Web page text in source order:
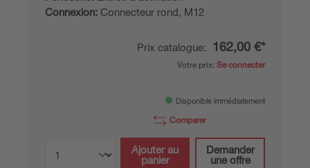
Connexion: Connecteur rond, M12
Prix catalogue: 162,00 €*
Votre prix: Se connecter
Disponible immédiatement
Comparer
Ajouter au
panier
Demander
une offre